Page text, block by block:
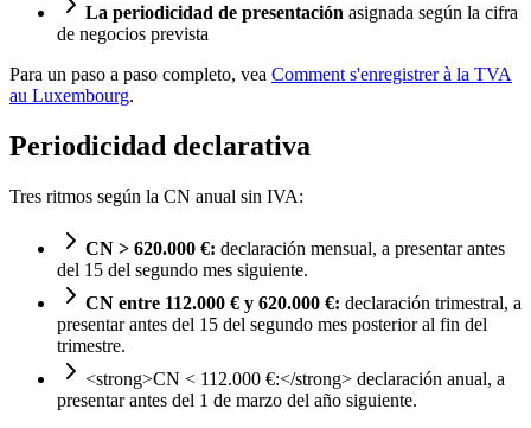
La periodicidad de presentación asignada según la cifra
de negocios prevista
Para un paso a paso completo, vea Comment s'enregistrer à la TVA
au Luxembourg.
Periodicidad declarativa
Tres ritmos según la CN anual sin IVA:
CN > 620.000 €: declaración mensual, a presentar antes
del 15 del segundo mes siguiente.
CN entre 112.000 € y 620.000 €: declaración trimestral, a
presentar antes del 15 del segundo mes posterior al fin del
trimestre.
<strong>CN < 112.000 €:</strong> declaración anual, a
presentar antes del 1 de marzo del año siguiente.